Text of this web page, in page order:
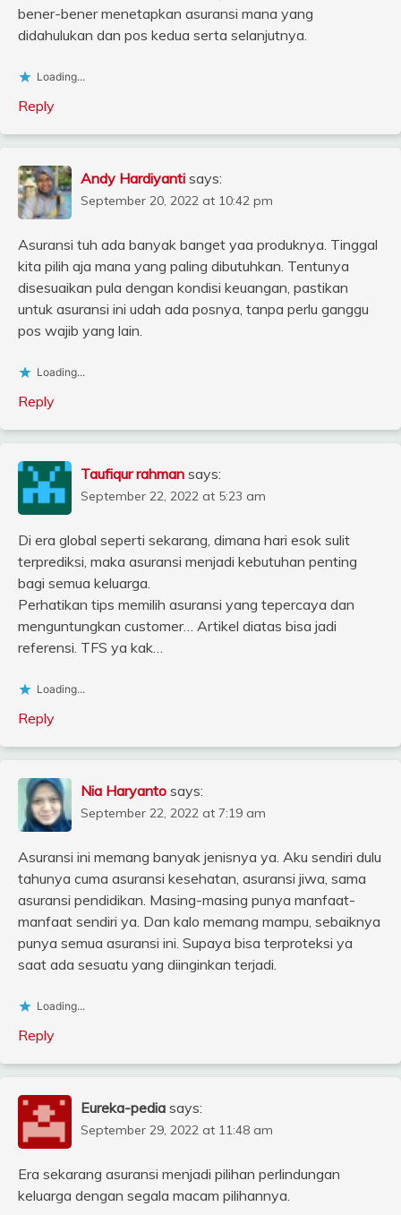
bener-bener menetapkan asuransi mana yang
didahulukan dan pos kedua serta selanjutnya.
Loading...
Reply
Andy Hardiyanti says:
September 20, 2022 at 10:42 pm
Asuransi tuh ada banyak banget yaa produknya. Tinggal
kita pilih aja mana yang paling dibutuhkan. Tentunya
disesuaikan pula dengan kondisi keuangan, pastikan
untuk asuransi ini udah ada posnya, tanpa perlu ganggu
pos wajib yang lain.
Loading...
Reply
Taufiqur rahman says:
September 22, 2022 at 5:23 am
Di era global seperti sekarang, dimana hari esok sulit
terprediksi, maka asuransi menjadi kebutuhan penting
bagi semua keluarga.
Perhatikan tips memilih asuransi yang tepercaya dan
menguntungkan customer… Artikel diatas bisa jadi
referensi. TFS ya kak…
Loading...
Reply
Nia Haryanto says:
September 22, 2022 at 7:19 am
Asuransi ini memang banyak jenisnya ya. Aku sendiri dulu
tahunya cuma asuransi kesehatan, asuransi jiwa, sama
asuransi pendidikan. Masing-masing punya manfaat-
manfaat sendiri ya. Dan kalo memang mampu, sebaiknya
punya semua asuransi ini. Supaya bisa terproteksi ya
saat ada sesuatu yang diinginkan terjadi.
Loading...
Reply
Eureka-pedia says:
September 29, 2022 at 11:48 am
Era sekarang asuransi menjadi pilihan perlindungan
keluarga dengan segala macam pilihannya.